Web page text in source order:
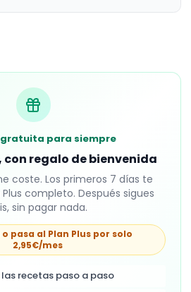
para siempre
con regalo de bienvenida
coste. Los primeros 7 días te
completo. Después sigues
sin pagar nada.
pasa al Plan Plus por solo
2,95€/mes
recetas paso a paso